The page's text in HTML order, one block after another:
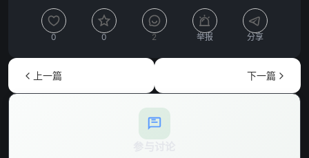
0 0 2 举报 分享
上一篇 下一篇